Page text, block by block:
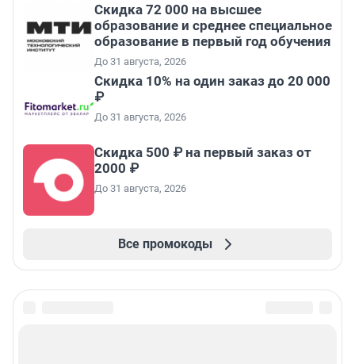
Скидка 72 000 на высшее
образование и среднее специальное
образование в первый год обучения
До 31 августа, 2026
Скидка 10% на один заказ до 20 000
₽
До 31 августа, 2026
Скидка 500 ₽ на первый заказ от
2000 ₽
До 31 августа, 2026
Все промокоды